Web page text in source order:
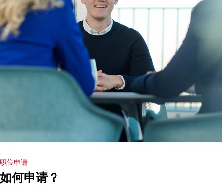
职位申请
如何申请？